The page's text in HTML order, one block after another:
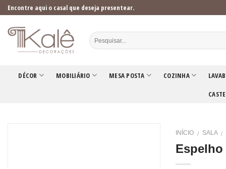
Skip
to
content
Encontre aqui o casal que deseja presentear.
DÉCOR MOBILIÁRIO MESA POSTA COZINHA
INÍCIO / SALA /